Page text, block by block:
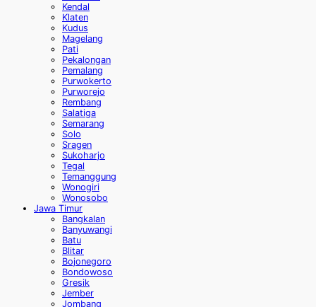
Kendal
Klaten
Kudus
Magelang
Pati
Pekalongan
Pemalang
Purwokerto
Purworejo
Rembang
Salatiga
Semarang
Solo
Sragen
Sukoharjo
Tegal
Temanggung
Wonogiri
Wonosobo
Jawa Timur
Bangkalan
Banyuwangi
Batu
Blitar
Bojonegoro
Bondowoso
Gresik
Jember
Jombang